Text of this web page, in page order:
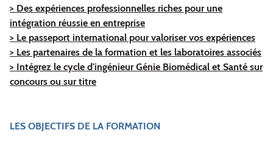
> Des expériences professionnelles riches pour une
intégration réussie en entreprise
> Le passeport international pour valoriser vos expériences
> Les partenaires de la formation et les laboratoires associés
> Intégrez le cycle d'ingénieur Génie Biomédical et Santé sur
concours ou sur titre
LES OBJECTIFS DE LA FORMATION